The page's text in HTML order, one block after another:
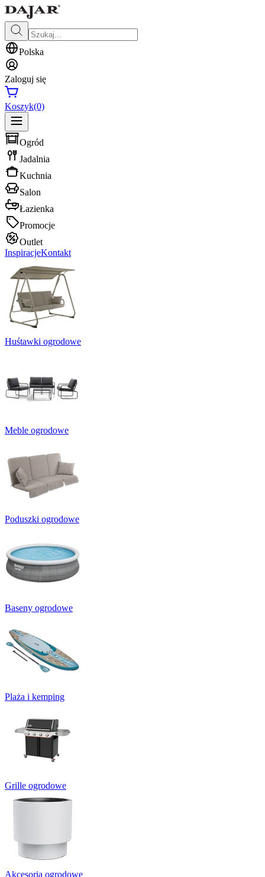
Polska
Zaloguj się
Koszyk(0)
Ogród
Jadalnia
Kuchnia
Salon
Łazienka
Promocje
Outlet
InspiracjeKontakt
Huśtawki ogrodowe
Meble ogrodowe
Poduszki ogrodowe
Baseny ogrodowe
Plaża i kemping
Grille ogrodowe
Akcesoria ogrodowe